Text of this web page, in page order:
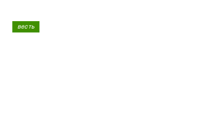
определённого места жительства УВД
весть